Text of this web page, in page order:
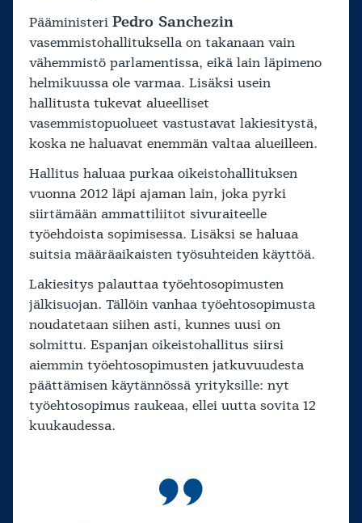
Pääministeri Pedro Sanchezin
vasemmistohallituksella on takanaan vain
vähemmistö parlamentissa, eikä lain läpimeno
helmikuussa ole varmaa. Lisäksi usein
hallitusta tukevat alueelliset
vasemmistopuolueet vastustavat lakiesitystä,
koska ne haluavat enemmän valtaa alueilleen.
Hallitus haluaa purkaa oikeistohallituksen
vuonna 2012 läpi ajaman lain, joka pyrki
siirtämään ammattiliitot sivuraiteelle
työehdoista sopimisessa. Lisäksi se haluaa
suitsia määräaikaisten työsuhteiden käyttöä.
Lakiesitys palauttaa työehtosopimusten
jälkisuojan. Tällöin vanhaa työehtosopimusta
noudatetaan siihen asti, kunnes uusi on
solmittu. Espanjan oikeistohallitus siirsi
aiemmin työehtosopimusten jatkuvuudesta
päättämisen käytännössä yrityksille: nyt
työehtosopimus raukeaa, ellei uutta sovita 12
kuukaudessa.